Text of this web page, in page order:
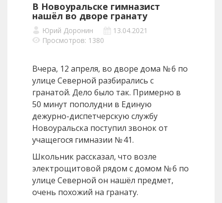
В Новоуральске гимназист
нашёл во дворе гранату
Юрий Доронин
13.04.2021
Просмотров: 1380
Вчера, 12 апреля, во дворе дома № 6 по
улице Северной разбирались с
гранатой. Дело было так. Примерно в
50 минут пополудни в Единую
дежурно-диспетчерскую службу
Новоуральска поступил звонок от
учащегося гимназии № 41.
Школьник рассказал, что возле
электрощитовой рядом с домом № 6 по
улице Северной он нашёл предмет,
очень похожий на гранату.